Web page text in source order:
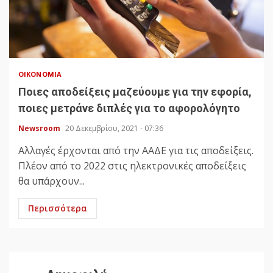
ΟΙΚΟΝΟΜΊΑ
Ποιες αποδείξεις μαζεύουμε για την εφορία,
ποιες μετράνε διπλές για το αφορολόγητο
Newsroom 20 Δεκεμβρίου, 2021 - 07:36
Αλλαγές έρχονται από την ΑΑΔΕ για τις αποδείξεις.
Πλέον από το 2022 στις ηλεκτρονικές αποδείξεις
θα υπάρχουν...
Περισσότερα